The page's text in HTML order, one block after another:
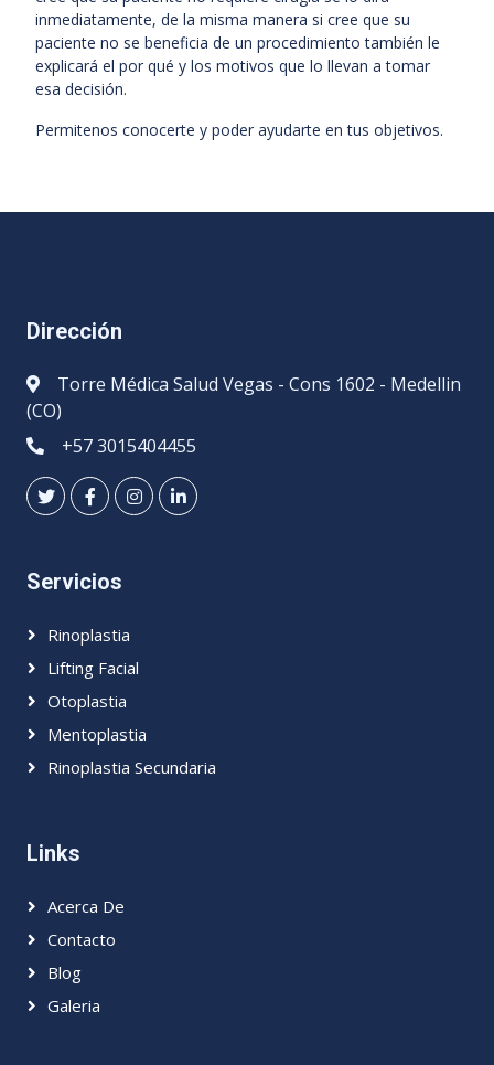
inmediatamente, de la misma manera si cree que su
paciente no se beneficia de un procedimiento también le
explicará el por qué y los motivos que lo llevan a tomar
esa decisión.
Permitenos conocerte y poder ayudarte en tus objetivos.
Dirección
Torre Médica Salud Vegas - Cons 1602 - Medellin
(CO)
+57 3015404455
Servicios
Rinoplastia
Lifting Facial
Otoplastia
Mentoplastia
Rinoplastia Secundaria
Links
Acerca De
Contacto
Blog
Galeria